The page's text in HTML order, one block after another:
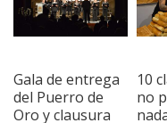
Gala de entrega
del Puerro de
Oro y clausura
10
no